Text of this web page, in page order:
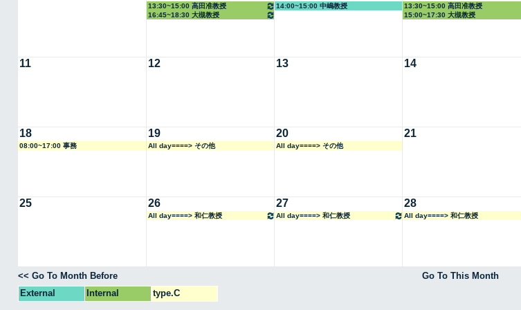
13:30~15:00 高田准教授
16:45~18:30 大槻教授
14:00~15:00 中嶋教授
13:30~15:00 高田准教授
15:00~17:30 大槻教授
11 12 13 14
18
08:00~17:00 事務
19
All day====> その他
20
All day====> その他
21
25 26
All day====> 和仁教授
27
All day====> 和仁教授
28
All day====> 和仁教授
<< Go To Month Before Go To This Month
External
Internal type.C